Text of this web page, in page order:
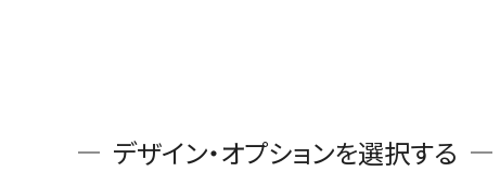
デザイン・オプションを選択する